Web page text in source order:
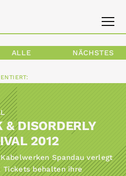
DAS ASTRA
ALLE NÄCHSTES
& DISORDERLY
2012
Spandau verlegt
Tickets behalten ihre